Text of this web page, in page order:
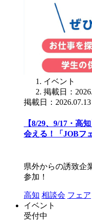
イベント
掲載日：
掲載日：2026.07.13
【8/29、9/17・高
会える！「JOBフ
県外からの誘致企
参加！
高知 相談会 フェア
イベント
受付中